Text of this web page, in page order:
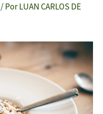
/ PorLUAN CARLOS DE